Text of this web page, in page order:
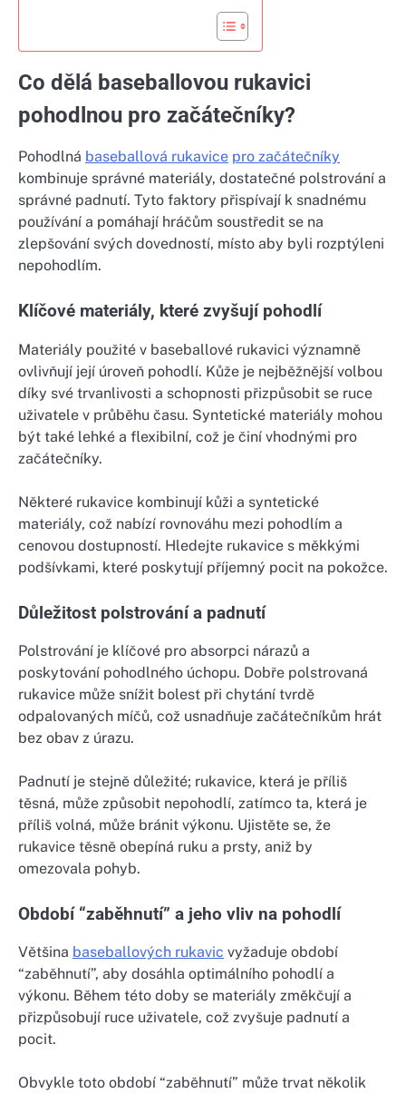
Co dělá baseballovou rukavici
pohodlnou pro začátečníky?
Pohodlná baseballová rukavice pro začátečníky
kombinuje správné materiály, dostatečné polstrování a
správné padnutí. Tyto faktory přispívají k snadnému
používání a pomáhají hráčům soustředit se na
zlepšování svých dovedností, místo aby byli rozptýleni
nepohodlím.
Klíčové materiály, které zvyšují pohodlí
Materiály použité v baseballové rukavici významně
ovlivňují její úroveň pohodlí. Kůže je nejběžnější volbou
díky své trvanlivosti a schopnosti přizpůsobit se ruce
uživatele v průběhu času. Syntetické materiály mohou
být také lehké a flexibilní, což je činí vhodnými pro
začátečníky.
Některé rukavice kombinují kůži a syntetické
materiály, což nabízí rovnováhu mezi pohodlím a
cenovou dostupností. Hledejte rukavice s měkkými
podšívkami, které poskytují příjemný pocit na pokožce.
Důležitost polstrování a padnutí
Polstrování je klíčové pro absorpci nárazů a
poskytování pohodlného úchopu. Dobře polstrovaná
rukavice může snížit bolest při chytání tvrdě
odpalovaných míčů, což usnadňuje začátečníkům hrát
bez obav z úrazu.
Padnutí je stejně důležité; rukavice, která je příliš
těsná, může způsobit nepohodlí, zatímco ta, která je
příliš volná, může bránit výkonu. Ujistěte se, že
rukavice těsně obepíná ruku a prsty, aniž by
omezovala pohyb.
Období “zaběhnutí” a jeho vliv na pohodlí
Většina baseballových rukavic vyžaduje období
“zaběhnutí”, aby dosáhla optimálního pohodlí a
výkonu. Během této doby se materiály změkčují a
přizpůsobují ruce uživatele, což zvyšuje padnutí a
pocit.
Obvykle toto období “zaběhnutí” může trvat několik